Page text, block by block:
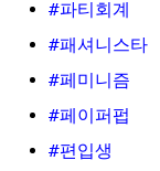
#파티회계
#패셔니스타
#페미니즘
#페이퍼펍
#편입생